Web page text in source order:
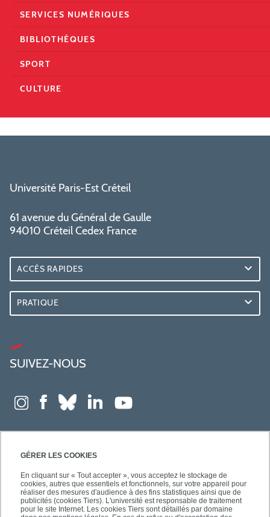
GÉRER LES COOKIES
En cliquant sur « Tout accepter », vous acceptez le stockage de
cookies, autres que essentiels et fonctionnels, sur votre appareil pour
réaliser des mesures d'audience à des fins statistiques ainsi que de
publicités (cookies Tiers). L'université est responsable de traitement
pour le site Internet. Les cookies Tiers sont détaillés par domaine
SERVICES NUMÉRIQUES
BIBLIOTHÈQUES
SPORT
CULTURE
Université Paris-Est Créteil
61 avenue du Général de Gaulle
94010 Créteil Cedex France
ACCÈS RAPIDES
PRATIQUE
SUIVEZ-NOUS